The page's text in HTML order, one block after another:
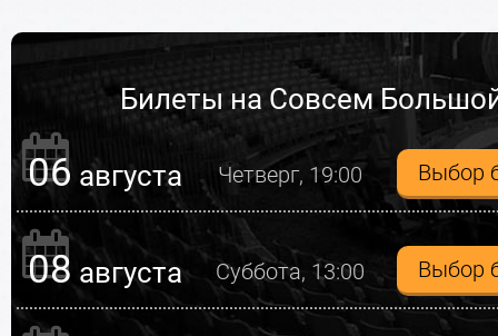
Билеты на Совсем
06 августа Четверг, 19:00 Выбор
08 августа Суббота, 13:00 Выбор